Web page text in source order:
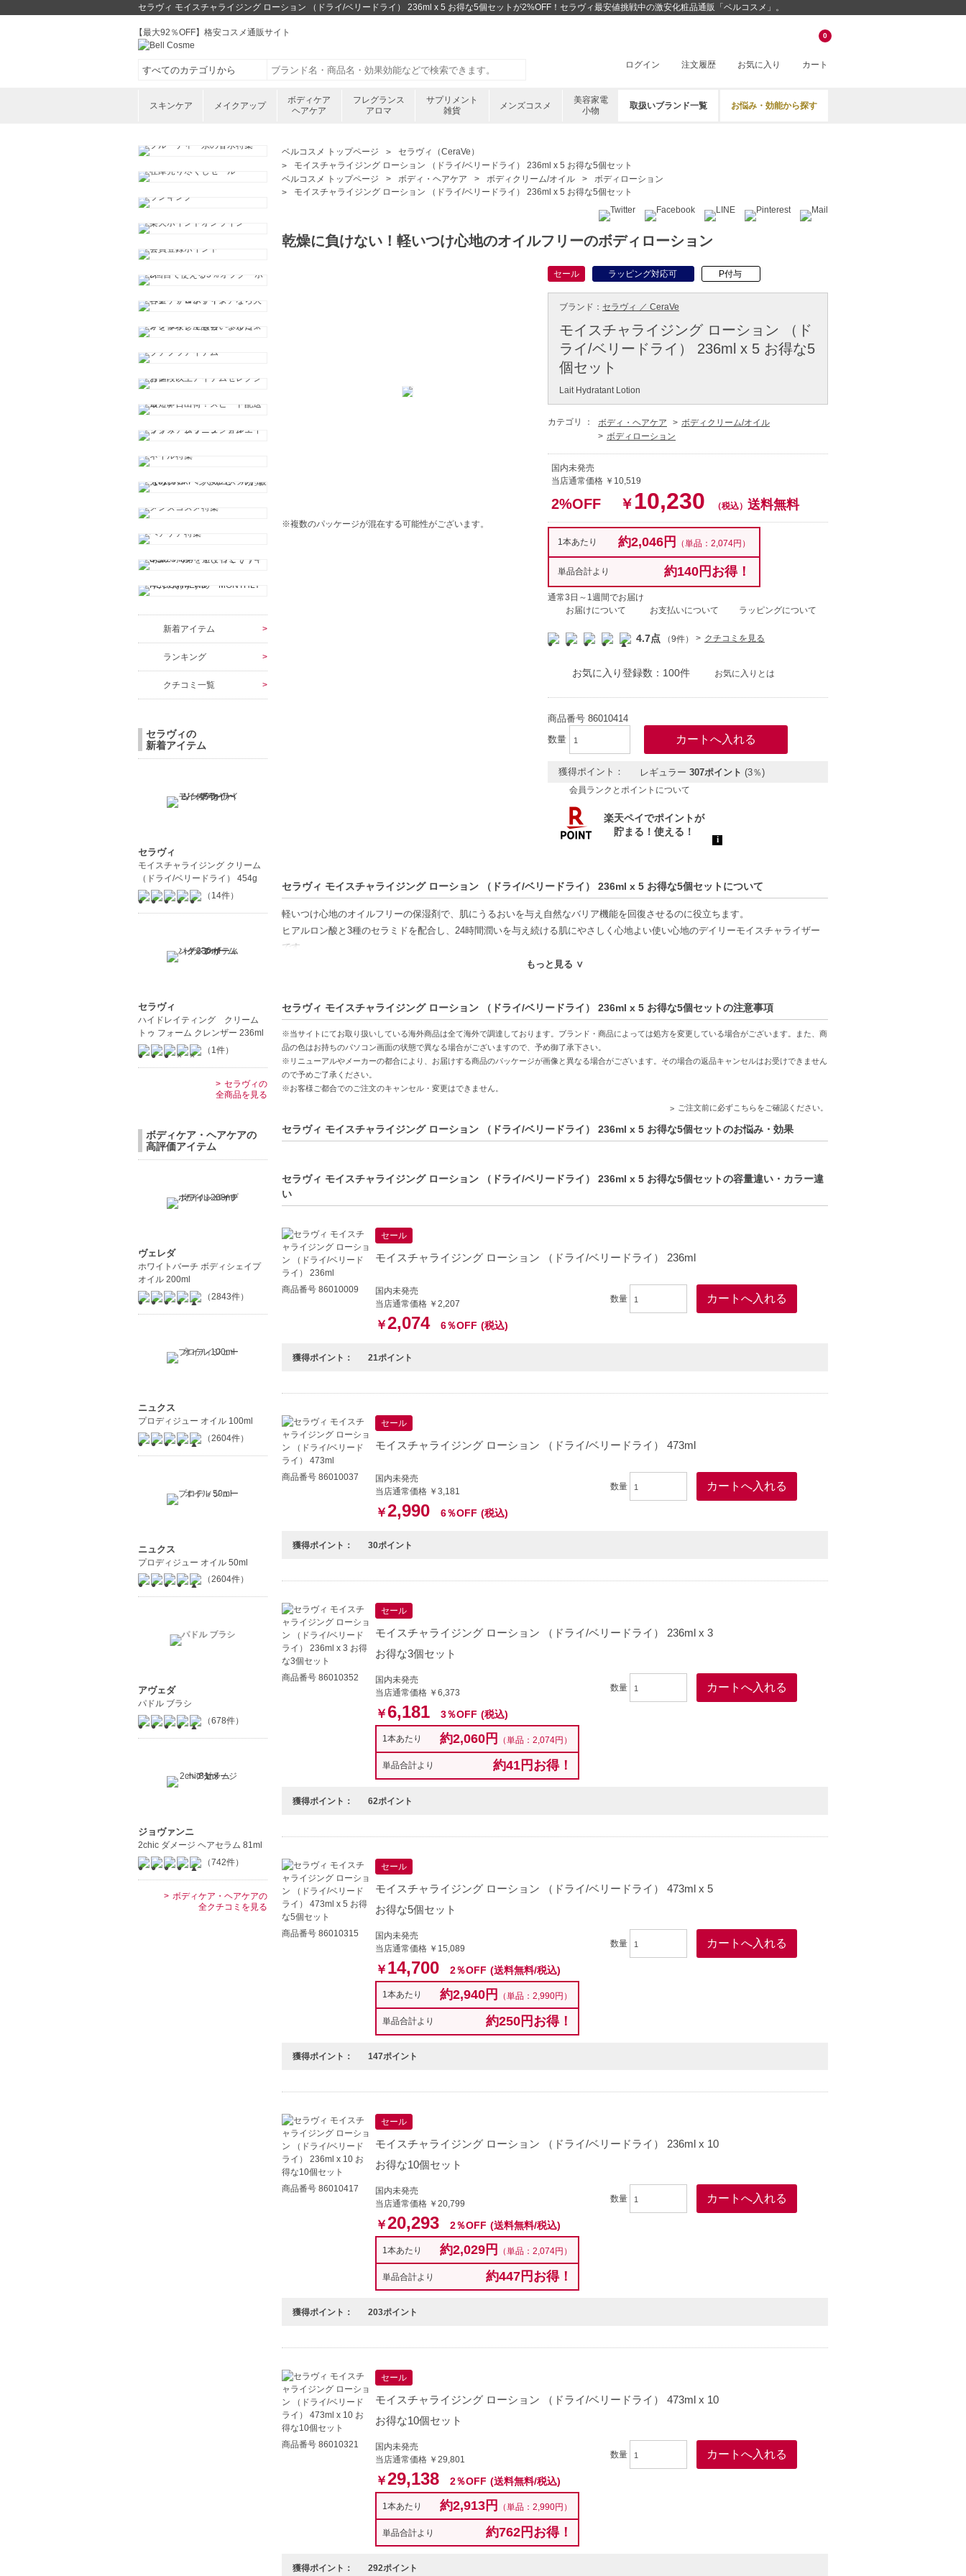
セラヴィ モイスチャライジング ローション （ドライ/ベリードライ） 236ml x 5 お得な5個セットが2%OFF！セラヴィ最安値挑戦中の激安化粧品通販「ベルコスメ」。
【最大92％OFF】格安コスメ通販サイト
ログイン 注文履歴 お気に入り カート
0
スキンケア メイクアップ
ボディケア
ヘアケア
フレグランス
アロマ
サプリメント
雑貨
メンズコスメ
美容家電
小物
取扱いブランド一覧 お悩み・効能から探す
ベルコスメ トップページ
セラヴィ（CeraVe）
モイスチャライジング ローション （ドライ/ベリードライ） 236ml x 5 お得な5個セット
ベルコスメ トップページ
ボディ・ヘアケア ボディクリーム/オイル
ボディローション
モイスチャライジング ローション （ドライ/ベリードライ） 236ml x 5 お得な5個セット
乾燥に負けない！軽いつけ心地のオイルフリーのボディローション
※複数のパッケージが混在する可能性がございます。
セール ラッピング対応可 P付与
ブランド： セラヴィ ／ CeraVe
モイスチャライジング ローション （ド
ライ/ベリードライ） 236ml x 5 お得な5
個セット
Lait Hydratant Lotion
カテゴリ ： ボディ・ヘアケア
ボディクリーム/オイル
ボディローション
国内未発売
当店通常価格 ￥10,519
2%OFF ￥ 10,230 （税込） 送料無料
1本あたり 約2,046円 （単品：2,074円）
単品合計より 約140円お得！
通常3日～1週間でお届け
お届けについて
お支払いについて ラッピングについて
4.7点 （9件） クチコミを見る
お気に入り登録数：100件 お気に入りとは
商品番号 86010414
数量
獲得ポイント： レギュラー 307ポイント (3％)
会員ランクとポイントについて
セラヴィ モイスチャライジング ローション （ドライ/ベリードライ） 236ml x 5 お得な5個セットについて
軽いつけ心地のオイルフリーの保湿剤で、肌にうるおいを与え自然なバリア機能を回復させるのに役立ちます。
ヒアルロン酸と3種のセラミドを配合し、24時間潤いを与え続ける肌にやさしく心地よい使い心地のデイリーモイスチャライザー
です。
ヒアルロン酸＋3種のセラミド配合-しっかりと潤いを与え、肌のバリア機能を整える。
24時間保湿-日常の乾燥から肌を守り、しっとり感を持続。
【こんな方へおすすめ】
乾燥肌やベリードライ肌に悩む方
軽い使用感の保湿剤をお求めの方
もっと見る ∨
セラヴィ モイスチャライジング ローション （ドライ/ベリードライ） 236ml x 5 お得な5個セットの注意事項
※当サイトにてお取り扱いしている海外商品は全て海外で調達しております。ブランド・商品によっては処方を変更している場合がございます。また、商
品の色はお持ちのパソコン画面の状態で異なる場合がございますので、予め御了承下さい。
※リニューアルやメーカーの都合により、お届けする商品のパッケージが画像と異なる場合がございます。その場合の返品キャンセルはお受けできません
ので予めご了承ください。
※お客様ご都合でのご注文のキャンセル・変更はできません。
ご注文前に必ずこちらをご確認ください。
セラヴィ モイスチャライジング ローション （ドライ/ベリードライ） 236ml x 5 お得な5個セットのお悩み・効果
セラヴィ モイスチャライジング ローション （ドライ/ベリードライ） 236ml x 5 お得な5個セットの容量違い・カラー違
い
商品番号 86010009
セール
モイスチャライジング ローション （ドライ/ベリードライ） 236ml
国内未発売
当店通常価格 ￥2,207
￥2,074 6％OFF (税込)
数量
獲得ポイント： 21ポイント
商品番号 86010037
セール
モイスチャライジング ローション （ドライ/ベリードライ） 473ml
国内未発売
当店通常価格 ￥3,181
￥2,990 6％OFF (税込)
数量
獲得ポイント： 30ポイント
商品番号 86010352
セール
モイスチャライジング ローション （ドライ/ベリードライ） 236ml x 3
お得な3個セット
国内未発売
当店通常価格 ￥6,373
￥6,181 3％OFF (税込)
1本あたり 約2,060円 （単品：2,074円）
単品合計より 約41円お得！
数量
獲得ポイント： 62ポイント
商品番号 86010315
セール
モイスチャライジング ローション （ドライ/ベリードライ） 473ml x 5
お得な5個セット
国内未発売
当店通常価格 ￥15,089
￥ 14,700 2％OFF (送料無料/税込)
1本あたり 約2,940円 （単品：2,990円）
単品合計より 約250円お得！
数量
獲得ポイント： 147ポイント
商品番号 86010417
セール
モイスチャライジング ローション （ドライ/ベリードライ） 236ml x 10
お得な10個セット
国内未発売
当店通常価格 ￥20,799
￥20,293 2％OFF (送料無料/税込)
1本あたり 約2,029円 （単品：2,074円）
単品合計より 約447円お得！
数量
獲得ポイント： 203ポイント
商品番号 86010321
セール
モイスチャライジング ローション （ドライ/ベリードライ） 473ml x 10
お得な10個セット
国内未発売
当店通常価格 ￥29,801
￥29,138 2％OFF (送料無料/税込)
1本あたり 約2,913円 （単品：2,990円）
単品合計より 約762円お得！
数量
獲得ポイント： 292ポイント
新着アイテム
ランキング
クチコミ一覧
セラヴィの
新着アイテム
セラヴィ
モイスチャライジング クリーム
（ドライ/ベリードライ） 454g
（14件）
セラヴィ
ハイドレイティング クリーム
トゥ フォーム クレンザー 236ml
（1件）
セラヴィの
全商品を見る
ボディケア・ヘアケアの
高評価アイテム
ヴェレダ
ホワイトバーチ ボディシェイプ
オイル 200ml
（2843件）
ニュクス
プロディジュー オイル 100ml
（2604件）
ニュクス
プロディジュー オイル 50ml
（2604件）
アヴェダ
パドル ブラシ
（678件）
ジョヴァンニ
2chic ダメージ ヘアセラム 81ml
（742件）
ボディケア・ヘアケアの
全クチコミを見る